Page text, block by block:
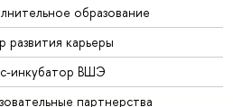
образование
развития карьеры
инкубатор ВШЭ
партнерства